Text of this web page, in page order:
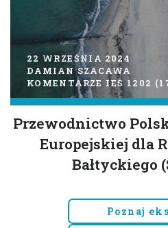
22 WRZEŚNIA 2024
DAMIAN SZACAWA
KOMENTARZE IEŚ 1202
Przewodnictwo
Europejskiej dla
Bałtyckiego
Poznaj